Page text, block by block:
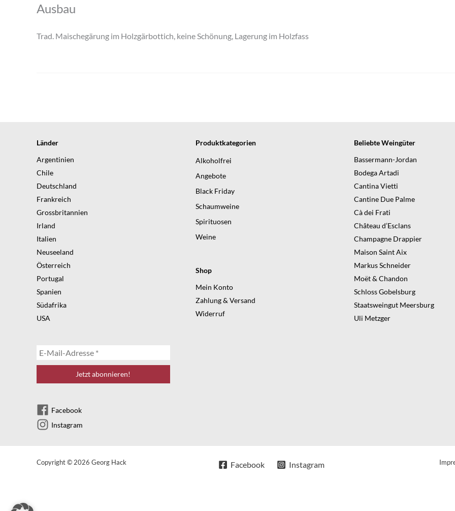
Ausbau
Trad. Maischegärung im Holzgärbottich, keine Schönung, Lagerung im Holzfass
Länder
Argentinien
Chile
Deutschland
Frankreich
Grossbritannien
Irland
Italien
Neuseeland
Österreich
Portugal
Spanien
Südafrika
USA
Facebook
Instagram
Produktkategorien
Alkoholfrei
Angebote
Black Friday
Schaumweine
Spirituosen
Weine
Shop
Mein Konto
Zahlung & Versand
Widerruf
Beliebte Weingüter
Bassermann-Jordan
Bodega Artadi
Cantina Vietti
Cantine Due Palme
Cà dei Frati
Château d’Esclans
Champagne Drappier
Maison Saint Aix
Markus Schneider
Moët & Chandon
Schloss Gobelsburg
Staatsweingut Meersburg
Uli Metzger
Copyright © 2026 Georg Hack Facebook Instagram